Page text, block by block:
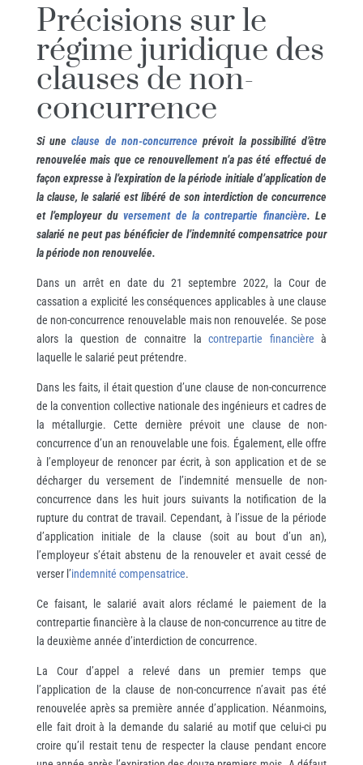
Précisions sur le
régime juridique des
clauses de non-
concurrence
Si uneclause de non-concurrence prévoit la possibilité d’être
renouvelée mais que ce renouvellement n’a pas été effectué de
façon expresse à l’expiration de la période initiale d’application de
la clause, le salarié est libéré de son interdiction de concurrence
et l’employeur duversement de la contrepartie financière. Le
salarié ne peut pas bénéficier de l’indemnité compensatrice pour
la période non renouvelée.
Dans un arrêt en date du 21 septembre 2022, la Cour de
cassation a explicité les conséquences applicables à une clause
de non-concurrence renouvelable mais non renouvelée. Se pose
alors la question de connaitre lacontrepartie financière à
laquelle le salarié peut prétendre.
Dans les faits, il était question d’une clause de non-concurrence
de la convention collective nationale des ingénieurs et cadres de
la métallurgie. Cette dernière prévoit une clause de non-
concurrence d’un an renouvelable une fois. Également, elle offre
à l’employeur de renoncer par écrit, à son application et de se
décharger du versement de l’indemnité mensuelle de non-
concurrence dans les huit jours suivants la notification de la
rupture du contrat de travail. Cependant, à l’issue de la période
d’application initiale de la clause (soit au bout d’un an),
l’employeur s’était abstenu de la renouveler et avait cessé de
verser l’indemnité compensatrice.
Ce faisant, le salarié avait alors réclamé le paiement de la
contrepartie financière à la clause de non-concurrence au titre de
la deuxième année d’interdiction de concurrence.
La Cour d’appel a relevé dans un premier temps que
l’application de la clause de non-concurrence n’avait pas été
renouvelée après sa première année d’application. Néanmoins,
elle fait droit à la demande du salarié au motif que celui-ci pu
croire qu’il restait tenu de respecter la clause pendant encore